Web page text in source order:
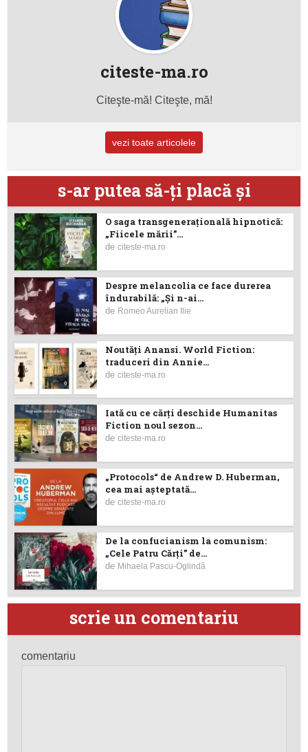
citeste-ma.ro
Citeşte-mă! Citeşte, mă!
vezi toate articolele
s-ar putea să-ţi placă şi
O saga transgenerațională hipnotică:
„Fiicele mării”...
deciteste-ma.ro
Despre melancolia ce face durerea
îndurabilă: „Și n-ai...
de Romeo Aurelian Ilie
Noutăţi Anansi. World Fiction:
traduceri din Annie...
deciteste-ma.ro
Iată cu ce cărţi deschide Humanitas
Fiction noul sezon...
deciteste-ma.ro
„Protocols“ de Andrew D. Huberman,
cea mai așteptată...
deciteste-ma.ro
De la confucianism la comunism:
„Cele Patru Cărți” de...
de Mihaela Pascu-Oglindă
scrie un comentariu
comentariu